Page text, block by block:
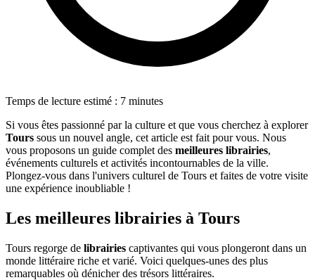
Temps de lecture estimé : 7 minutes
Si vous êtes passionné par la culture et que vous cherchez à explorer
Tours sous un nouvel angle, cet article est fait pour vous. Nous
vous proposons un guide complet des meilleures librairies,
événements culturels et activités incontournables de la ville.
Plongez-vous dans l'univers culturel de Tours et faites de votre visite
une expérience inoubliable !
Les meilleures librairies à Tours
Tours regorge de librairies captivantes qui vous plongeront dans un
monde littéraire riche et varié. Voici quelques-unes des plus
remarquables où dénicher des trésors littéraires.